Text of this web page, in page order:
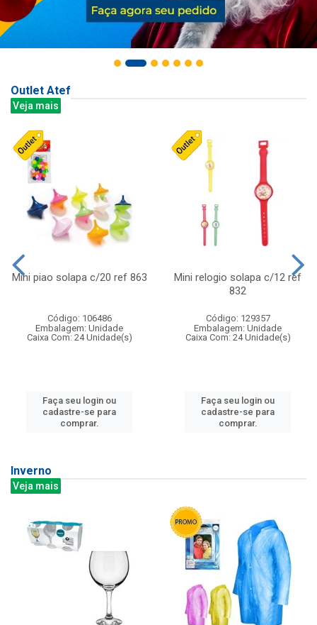
Outlet Atef
Veja mais
Mini piao solapa c/20 ref 863
Código: 106486
Embalagem: Unidade
Caixa Com: 24 Unidade(s)
Faça seu login ou
cadastre-se para
comprar.
Mini relogio solapa c/12 ref
832
Código: 129357
Embalagem: Unidade
Caixa Com: 24 Unidade(s)
Faça seu login ou
cadastre-se para
comprar.
Inverno
Veja mais